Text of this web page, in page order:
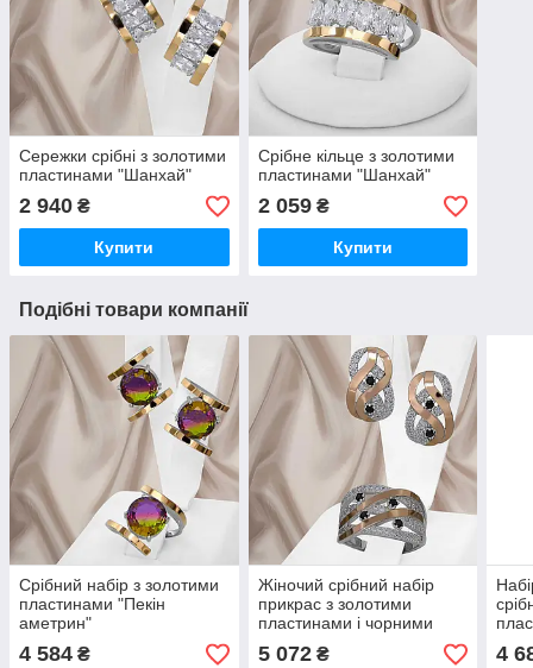
Сережки срібні з золотими
пластинами "Шанхай"
2 940 ₴
Купити
Срібне кільце з золотими
пластинами "Шанхай"
2 059₴
Купити
Подібні товари компанії
Срібний набір з золотими
пластинами "Пекін
аметрин"
4 584 ₴
Жіночий срібний набір
прикрас з золотими
пластинами і чорними
5 072₴ 4